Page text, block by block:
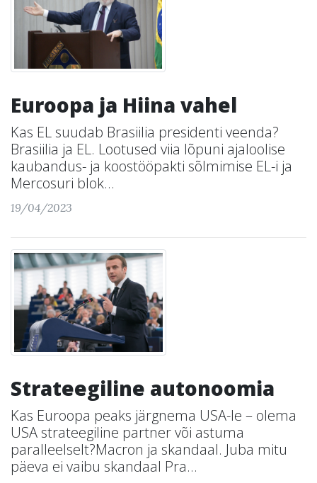
Euroopa ja Hiina vahel
Kas EL suudab Brasiilia presidenti veenda?
Brasiilia ja EL. Lootused viia lõpuni ajaloolise
kaubandus- ja koostööpakti sõlmimise EL-i ja
Mercosuri blok...
19/04/2023
Strateegiline autonoomia
Kas Euroopa peaks järgnema USA-le – olema
USA strateegiline partner või astuma
paralleelselt?Macron ja skandaal. Juba mitu
päeva ei vaibu skandaal Pra...